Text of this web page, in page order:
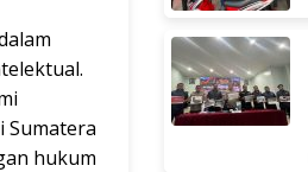
Sumatera
hukum